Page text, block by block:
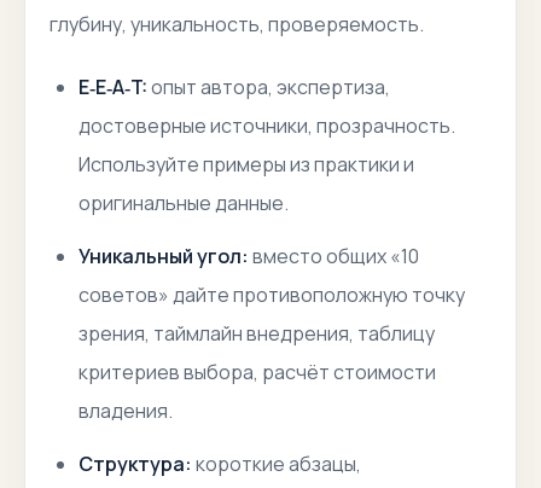
глубину, уникальность, проверяемость.
E‑E‑A‑T:опыт автора, экспертиза,
достоверные источники, прозрачность.
Используйте примеры из практики и
оригинальные данные.
Уникальный угол: вместо общих «10
советов» дайте противоположную точку
зрения, таймлайн внедрения, таблицу
критериев выбора, расчёт стоимости
владения.
Структура: короткие абзацы,